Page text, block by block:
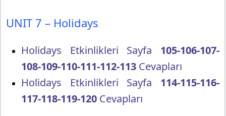
UNIT 7 – Holidays
Holidays Etkinlikleri Sayfa 105-106-107-
108-109-110-111-112-113 Cevapları
Holidays Etkinlikleri Sayfa 114-115-116-
117-118-119-120 Cevapları